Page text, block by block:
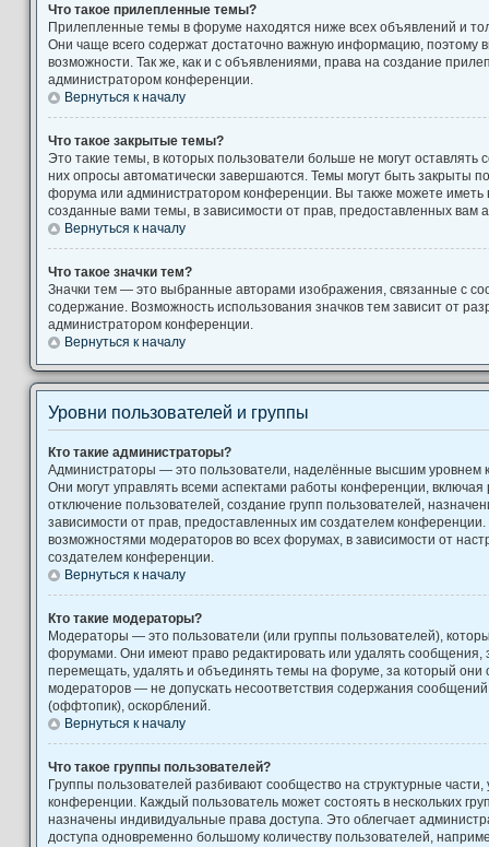
Что такое прилепленные темы?
Прилепленные темы в форуме находятся ниже всех объявлений и
Они чаще всего содержат достаточно важную информацию, поэтому
возможности. Так же, как и с объявлениями, права на создание
администратором конференции.
Вернуться к началу
Что такое закрытые темы?
Это такие темы, в которых пользователи больше не могут
них опросы автоматически завершаются. Темы могут быть закрыты
форума или администратором конференции. Вы также можете иметь
созданные вами темы, в зависимости от прав, предоставленных вам
Вернуться к началу
Что такое значки тем?
Значки тем — это выбранные авторами изображения, связанные с
содержание. Возможность использования значков тем зависит от
администратором конференции.
Вернуться к началу
Уровни пользователей и группы
Кто такие администраторы?
Администраторы — это пользователи, наделённые высшим уровнем
Они могут управлять всеми аспектами работы конференции, включая
отключение пользователей, создание групп пользователей,
зависимости от прав, предоставленных им создателем
возможностями модераторов во всех форумах, в зависимости от
создателем конференции.
Вернуться к началу
Кто такие модераторы?
Модераторы — это пользователи (или группы пользователей),
форумами. Они имеют право редактировать или удалять сообщения,
перемещать, удалять и объединять темы на форуме, за который они
модераторов — не допускать несоответствия содержания
(оффтопик), оскорблений.
Вернуться к началу
Что такое группы пользователей?
Группы пользователей разбивают сообщество на структурные
конференции. Каждый пользователь может состоять в нескольких
назначены индивидуальные права доступа. Это облегчает
доступа одновременно большому количеству пользователей,